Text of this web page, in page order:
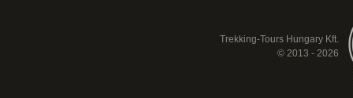
Trekking-Tours Hungary Kft.
© 2013 - 2026